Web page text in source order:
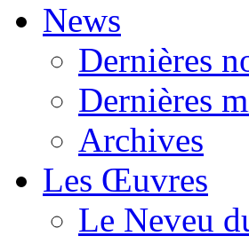
News
Dernières
Dernières
Archives
Les Œuvres
Le Neveu